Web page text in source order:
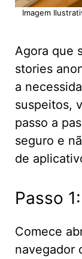
Imagem
Agora que
stories
a
suspeitos,
passo a
seguro e
de
Passo
Comece
navegador